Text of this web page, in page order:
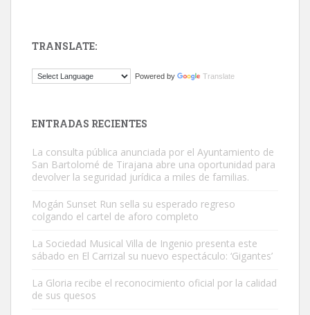
El ayuntamiento se va a llevar a Los Gatos callejeros de la zona los
Gato manso encontrado
Este gato macho ha aparecido en la calle hace menos de un mes,
es muy manso y extremadamente cari...
TRANSLATE:
Powered by Translate
ENTRADAS RECIENTES
La consulta pública anunciada por el Ayuntamiento de
San Bartolomé de Tirajana abre una oportunidad para
devolver la seguridad jurídica a miles de familias.
Mogán Sunset Run sella su esperado regreso
colgando el cartel de aforo completo
La Sociedad Musical Villa de Ingenio presenta este
sábado en El Carrizal su nuevo espectáculo: ‘Gigantes’
La Gloria recibe el reconocimiento oficial por la calidad
de sus quesos